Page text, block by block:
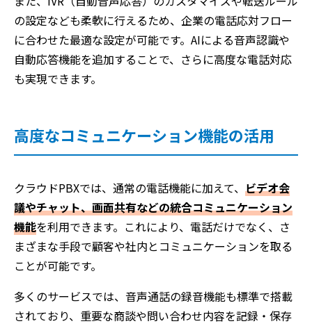
の設定なども柔軟に行えるため、企業の電話応対フロー
に合わせた最適な設定が可能です。AIによる音声認識や
自動応答機能を追加することで、さらに高度な電話対応
も実現できます。
高度なコミュニケーション機能の活用
クラウドPBXでは、通常の電話機能に加えて、 ビデオ会
議やチャット、画面共有などの統合コミュニケーション
機能を利用できます。これにより、電話だけでなく、さ
まざまな手段で顧客や社内とコミュニケーションを取る
ことが可能です。
多くのサービスでは、音声通話の録音機能も標準で搭載
されており、重要な商談や問い合わせ内容を記録・保存